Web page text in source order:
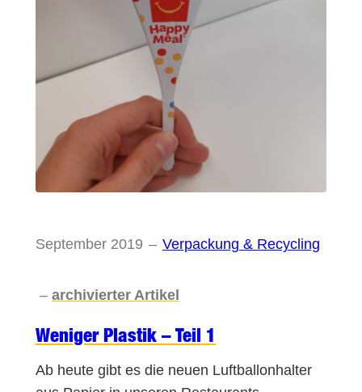
September 2019 – Verpackung & Recycling
– archivierter Artikel
Weniger Plastik – Teil 1
Ab heute gibt es die neuen Luftballonhalter